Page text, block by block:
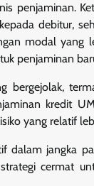
penjaminan.
debitur,
modal
penjaminan
kredit
yang relatif
dalam jangka
cermat